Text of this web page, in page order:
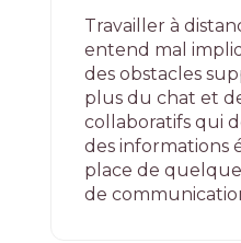
Travailler à
entend mal
des obstacles
plus du chat et
collaboratifs qui
des informations
place de
de